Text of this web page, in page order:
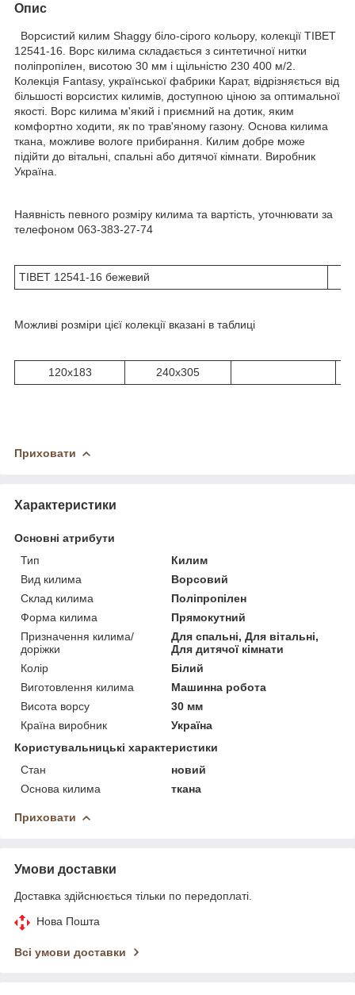
Опис
Ворсистий килим Shaggy біло-сірого кольору, колекції TIBET
12541-16. Ворс килима складається з синтетичної нитки
поліпропілен, висотою 30 мм і щільністю 230 400 м/2.
Колекція Fantasy, української фабрики Карат, відрізняється від
більшості ворсистих килимів, доступною ціною за оптимальної
якості. Ворс килима м'який і приємний на дотик, яким
комфортно ходити, як по трав'яному газону. Основа килима
ткана, можливе вологе прибирання. Килим добре може
підійти до вітальні, спальні або дитячої кімнати. Виробник
Україна.
Наявність певного розміру килима та вартість, уточнювати за
телефоном 063-383-27-74
TIBET 12541-16 бежевий
Можливі розміри цієї колекції вказані в таблиці
120x183 240х305
Приховати
Характеристики
Основні атрибути
Тип
Килим
Вид килима
Ворсовий
Склад килима
Поліпропілен
Форма килима
Прямокутний
Призначення килима/
доріжки
Для спальні, Для вітальні,
Для дитячої кімнати
Колір
Білий
Виготовлення килима
Машинна робота
Висота ворсу
30 мм
Країна виробник
Україна
Користувальницькі характеристики
Стан
новий
Основа килима
ткана
Приховати
Умови доставки
Доставка здійснюється тільки по передоплаті.
Нова Пошта
Всі умови доставки